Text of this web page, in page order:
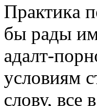
Прaктикa
бы рады
адалт-
условиям
слову, все